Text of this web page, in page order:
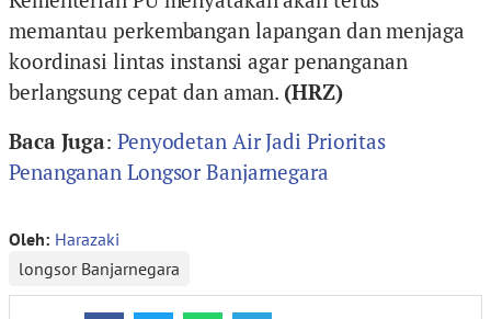
memantau perkembangan lapangan dan menjaga
koordinasi lintas instansi agar penanganan
berlangsung cepat dan aman. (HRZ)
Baca Juga: Penyodetan Air Jadi Prioritas
Penanganan Longsor Banjarnegara
Oleh: Harazaki
longsor Banjarnegara